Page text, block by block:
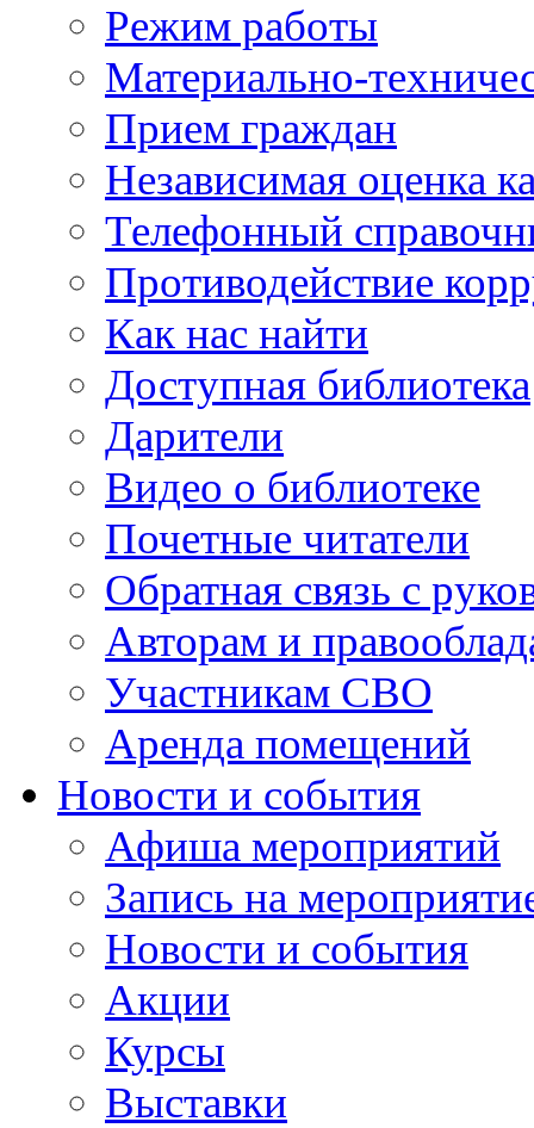
Режим работы
Материально-
Прием граждан
Независимая оценка
Телефонный
Противодействие
Как нас найти
Доступная библиотека
Дарители
Видео о библиотеке
Почетные читатели
Обратная связь с
Авторам и
Участникам СВО
Аренда помещений
Новости и события
Афиша мероприятий
Запись на
Новости и события
Акции
Курсы
Выставки